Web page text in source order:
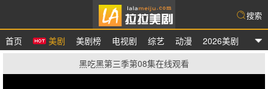
拉拉美剧
首页 美剧 美剧榜 电视剧 综艺 动漫 2026美剧
搜索
黑吃黑第三季第08集在线观看